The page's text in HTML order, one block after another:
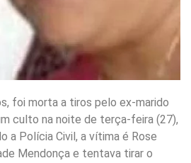
foi morta a tiros pelo ex-marido
culto na noite de terça-feira (27),
a Polícia Civil, a vítima é Rose
Mendonça e tentava tirar o